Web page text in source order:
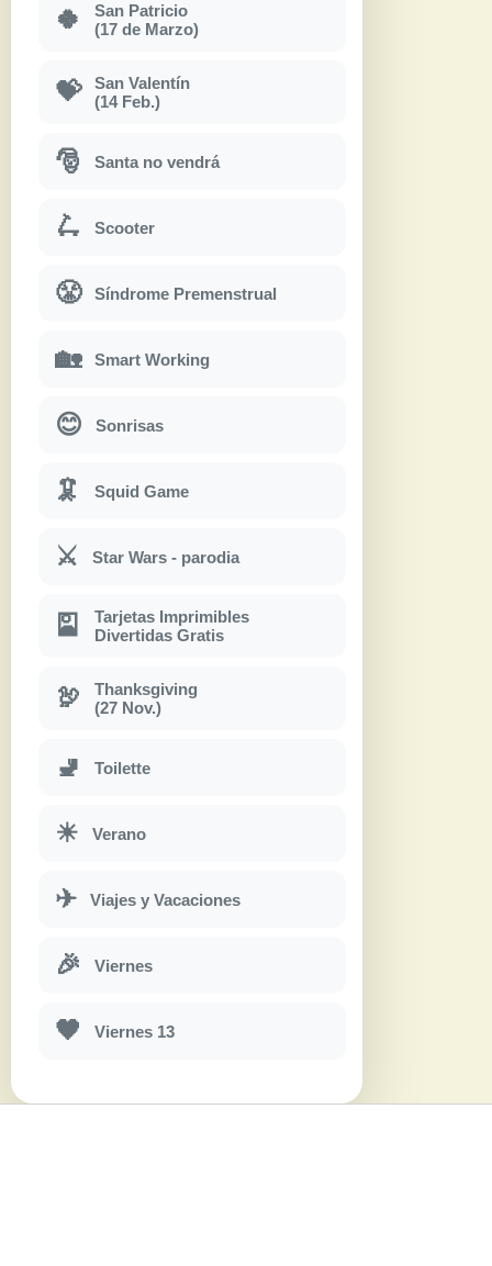
🍀
San Patricio
(17 de Marzo)
💝
San Valentín
(14 Feb.)
🎅 Santa no vendrá
🛴 Scooter
😤 Síndrome Premenstrual
🏡 Smart Working
😊 Sonrisas
🦑 Squid Game
⚔ Star Wars - parodia
🎴
Tarjetas Imprimibles
Divertidas Gratis
🦃
Thanksgiving
(27 Nov.)
🚽 Toilette
☀ Verano
✈ Viajes y Vacaciones
🎉 Viernes
🖤 Viernes 13